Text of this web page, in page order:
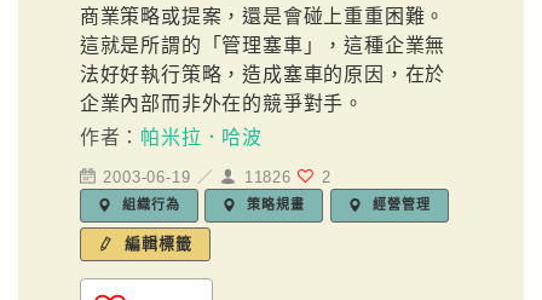
商業策略或提案，還是會碰上重重困難。
這就是所謂的「管理塞車」，這種企業無
法好好執行策略，造成塞車的原因，在於
企業內部而非外在的競爭對手。
作者： 帕米拉．哈波
2003-06-19 ／ 11826 2
組織行為 策略規畫 經營管理
編輯標籤